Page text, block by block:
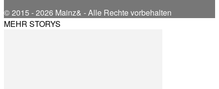
© 2015 - 2026 Mainz& - Alle Rechte vorbehalten
MEHR STORYS